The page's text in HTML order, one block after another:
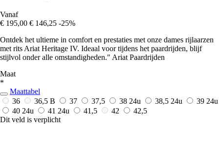
Vanaf
€ 195,00 € 146,25 -25%
Ontdek het ultieme in comfort en prestaties met onze dames rijlaarzen
met rits Ariat Heritage IV. Ideaal voor tijdens het paardrijden, blijf
stijlvol onder alle omstandigheden." Ariat Paardrijden
Maat
*
Maattabel
36
36,5 B 37 37,5 38 24u 38,5 24u 39 24u
40 24u 41 24u 41,5 42
42,5
Dit veld is verplicht